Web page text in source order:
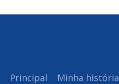
Principal Minha história